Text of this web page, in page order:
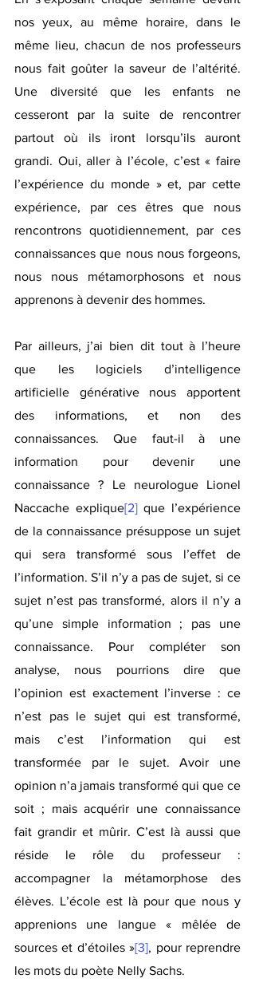
nos yeux, au même horaire, dans le
même lieu, chacun de nos professeurs
nous fait goûter la saveur de l’altérité.
Une diversité que les enfants ne
cesseront par la suite de rencontrer
partout où ils iront lorsqu’ils auront
grandi. Oui, aller à l’école, c’est « faire
l’expérience du monde » et, par cette
expérience, par ces êtres que nous
rencontrons quotidiennement, par ces
connaissances que nous nous forgeons,
nous nous métamorphosons et nous
apprenons à devenir des hommes.
Par ailleurs, j’ai bien dit tout à l’heure
que les logiciels d’intelligence
artificielle générative nous apportent
des informations, et non des
connaissances. Que faut-il à une
information pour devenir une
connaissance ? Le neurologue Lionel
Naccache explique[2] que l’expérience
de la connaissance présuppose un sujet
qui sera transformé sous l’effet de
l’information. S’il n’y a pas de sujet, si ce
sujet n’est pas transformé, alors il n’y a
qu’une simple information ; pas une
connaissance. Pour compléter son
analyse, nous pourrions dire que
l’opinion est exactement l’inverse : ce
n’est pas le sujet qui est transformé,
mais c’est l’information qui est
transformée par le sujet. Avoir une
opinion n’a jamais transformé qui que ce
soit ; mais acquérir une connaissance
fait grandir et mûrir. C’est là aussi que
réside le rôle du professeur :
accompagner la métamorphose des
élèves. L’école est là pour que nous y
apprenions une langue « mêlée de
sources et d’étoiles »[3], pour reprendre
les mots du poète Nelly Sachs.